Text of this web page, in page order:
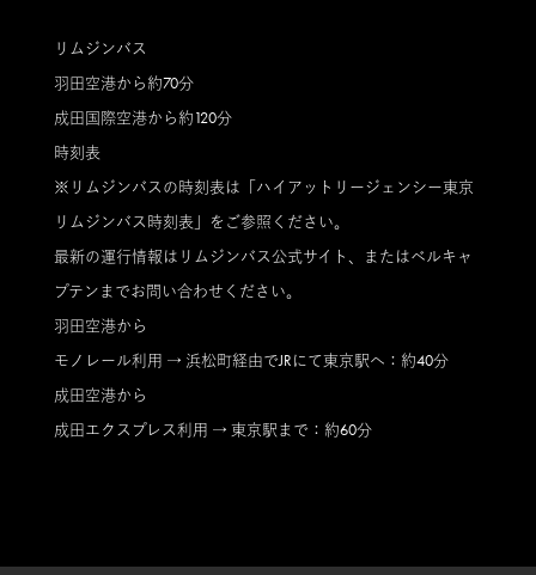
リムジンバス
羽田空港から約70分
成田国際空港から約120分
時刻表
※リムジンバスの時刻表は「ハイアットリージェンシー東京
リムジンバス時刻表」をご参照ください。
最新の運行情報はリムジンバス公式サイト、またはベルキャ
プテンまでお問い合わせください。
羽田空港から
モノレール利用 → 浜松町経由でJRにて東京駅へ：約40分
成田空港から
成田エクスプレス利用 → 東京駅まで：約60分